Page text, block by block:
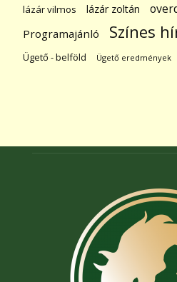
lázár vilmos lázár zoltán
Programajánló Színes
Ügető - belföld Ügető eredmények